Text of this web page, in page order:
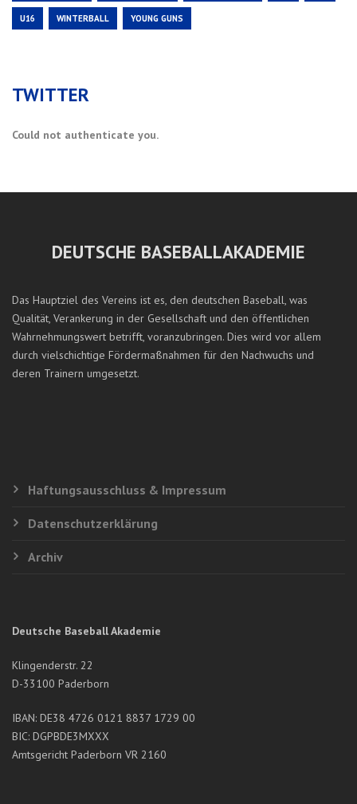
U16 WINTERBALL YOUNG GUNS
TWITTER
Could not authenticate you.
DEUTSCHE BASEBALLAKADEMIE
Das Hauptziel des Vereins ist es, den deutschen Baseball, was
Qualität, Verankerung in der Gesellschaft und den öffentlichen
Wahrnehmungswert betrifft, voranzubringen. Dies wird vor allem
durch vielschichtige Fördermaßnahmen für den Nachwuchs und
deren Trainern umgesetzt.
Haftungsausschluss & Impressum
Datenschutzerklärung
Archiv
Deutsche Baseball Akademie
Klingenderstr. 22
D-33100 Paderborn
IBAN: DE38 4726 0121 8837 1729 00
BIC: DGPBDE3MXXX
Amtsgericht Paderborn VR 2160